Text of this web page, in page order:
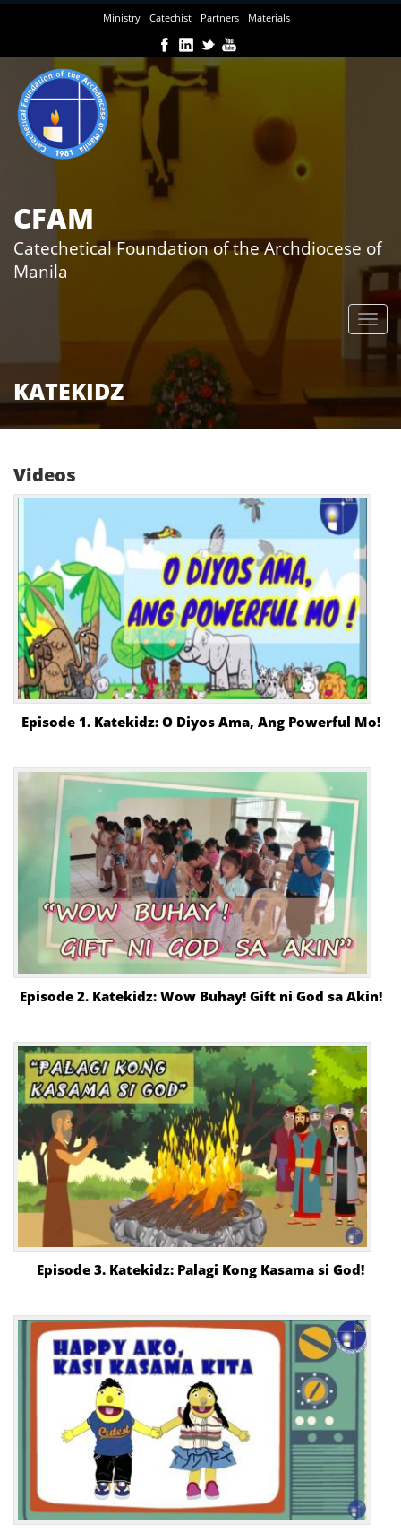
Skip
content
Ministry Catechist Partners Materials
CFAM
Catechetical Foundation of the Archdiocese of
Manila
KATEKIDZ
Videos
Episode 1. Katekidz: O Diyos Ama, Ang Powerful Mo!
Episode 2. Katekidz: Wow Buhay! Gift ni God sa Akin!
Episode 3. Katekidz: Palagi Kong Kasama si God!